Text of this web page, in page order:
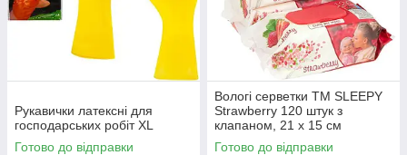
Рукавички латексні для
господарських робіт XL
Готово до відправки
Вологі серветки ТМ SLEEPY
Strawberry 120 штук з
клапаном, 21 х 15 см
Готово до відправки